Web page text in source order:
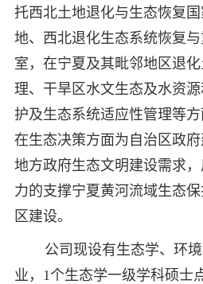
托西北土地退化与生态恢复
地、西北退化生态系统恢复
室，在宁夏及其毗邻地区退
理、干旱区水文生态及水资
护及生态系统适应性管理等
在生态决策方面为自治区政
地方政府生态文明建设需求
力的支撑宁夏黄河流域生态
区建设。
公司现设有生态学、环
业，1个生态学一级学科硕士